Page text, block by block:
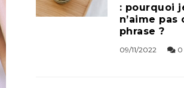
: pourquoi
n’aime pas
phrase ?
09/11/2022 0